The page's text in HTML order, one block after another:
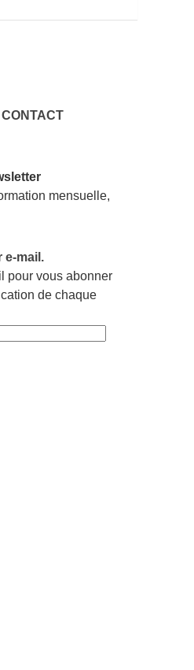
mensuelle,
e-mail.
pour vous abonner
de chaque